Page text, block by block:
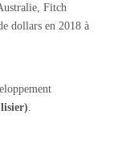
Fitch
dollars en 2018 à